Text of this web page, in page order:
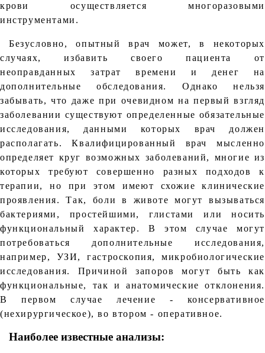
крови осуществляется многоразовыми
инструментами.
Безусловно, опытный врач может, в некоторых
случаях, избавить своего пациента от
неоправданных затрат времени и денег на
дополнительные обследования. Однако нельзя
забывать, что даже при очевидном на первый взгляд
заболевании существуют определенные обязательные
исследования, данными которых врач должен
располагать. Квалифицированный врач мысленно
определяет круг возможных заболеваний, многие из
которых требуют совершенно разных подходов к
терапии, но при этом имеют схожие клинические
проявления. Так, боли в животе могут вызываться
бактериями, простейшими, глистами или носить
функциональный характер. В этом случае могут
потребоваться дополнительные исследования,
например, УЗИ, гастроскопия, микробиологические
исследования. Причиной запоров могут быть как
функциональные, так и анатомические отклонения.
В первом случае лечение - консервативное
(нехирургическое), во втором - оперативное.
Наиболее известные анализы: